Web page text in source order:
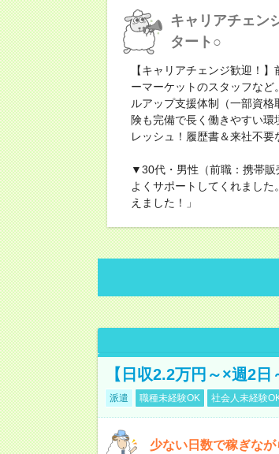
キャリアチェン
タート○
【キャリアチェンジ歓迎！
ーマーケットのスタッフな
ルアップ支援体制（一部資
険も完備で長く働きやすい
レッシュ！履歴書＆来社不要
▼30代・男性（前職：携帯
よくサポートしてくれまし
えました！」
【日収2.2万円～×週2
派遣 職種未経験OK 社会人未経験
少ない日数で稼ぎな